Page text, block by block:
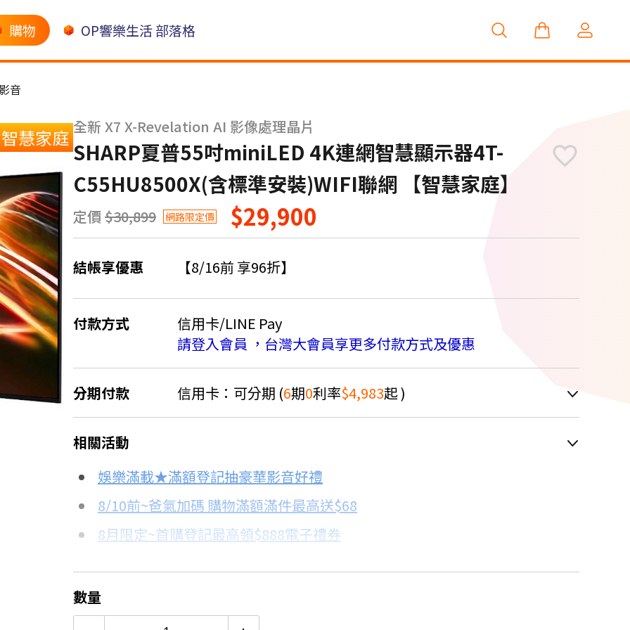
購物 OP響樂生活 部落格
音
智慧家庭 全新 X7 X-Revelation AI 影像處理晶片
SHARP夏普55吋miniLED 4K連網智慧顯示器4T-
C55HU8500X(含標準安裝)WIFI聯網 【智慧家庭】
定價 $30,899 網路限定價 $29,900
結帳享優惠 【8/16前 享96折】
付款方式
信用卡/LINE Pay
請登入會員 ，台灣大會員享更多付款方式及優惠
分期付款 信用卡：可分期 (6期0利率$4,983起 )
＊實際可分期數、適用利率，請以購物車顯示為主
信用卡分期
分期數
3期 0利率
每期金額
$9,966
$2,666
配合銀行/業者
18家銀行/業者
相關活動
娛樂滿載★滿額登記抽豪華影音好禮
8/10前~爸氣加碼 購物滿額滿件最高送$68
8月限定~首購登記最高領$888電子禮券
更多信用卡分期0利率滿額享回饋
數量